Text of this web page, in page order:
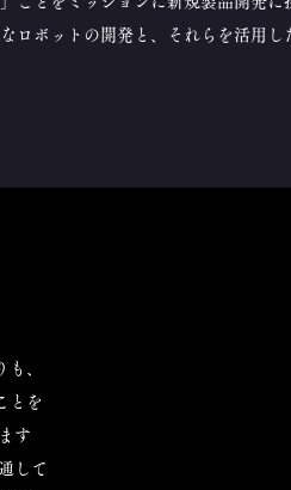
ロボットの開発と、それらを活用
、
とを
す
して